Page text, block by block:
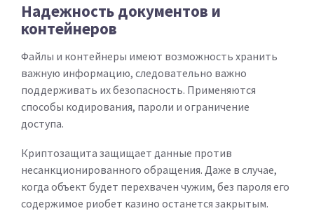
Надежность документов и
контейнеров
Файлы и контейнеры имеют возможность хранить
важную информацию, следовательно важно
поддерживать их безопасность. Применяются
способы кодирования, пароли и ограничение
доступа.
Криптозащита защищает данные против
несанкционированного обращения. Даже в случае,
когда объект будет перехвачен чужим, без пароля его
содержимое риобет казино останется закрытым.